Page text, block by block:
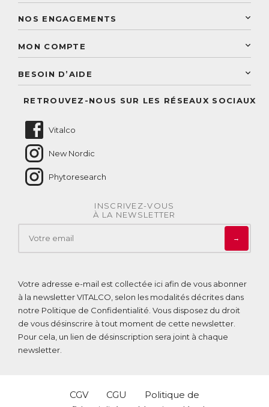
Laboratoire Landais
Découvrez le catalogue
Paiement sécurisé
Conseils personnalisés
NOS ENGAGEMENTS
Conseil personnalisé
MON COMPTE
BESOIN D’AIDE
RETROUVEZ-NOUS SUR LES RÉSEAUX SOCIAUX
Vitalco
New Nordic
Phytoresearch
INSCRIVEZ-VOUS
À LA NEWSLETTER
→
Votre adresse e-mail est collectée ici afin de vous abonner
à la newsletter VITALCO, selon les modalités décrites dans
notre Politique de Confidentialité . Vous disposez du droit
de vous désinscrire à tout moment de cette newsletter.
Pour cela, un lien de désinscription sera joint à chaque
newsletter.
CGV CGU
Politique de